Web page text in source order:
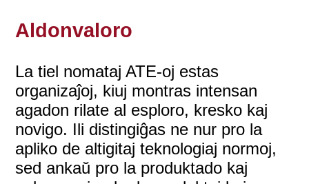
Aldonvaloro
La tiel nomataj ATE-oj estas
organizaĵoj, kiuj montras intensan
agadon rilate al esploro, kresko kaj
novigo. Ili distingiĝas ne nur pro la
apliko de altigitaj teknologiaj normoj,
sed ankaŭ pro la produktado kaj